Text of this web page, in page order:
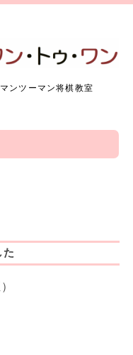
ンツーマン将棋教室
た